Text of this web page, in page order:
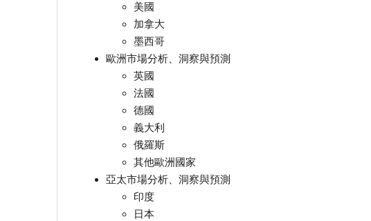
美國
加拿大
墨西哥
歐洲市場分析、洞察與預測
英國
法國
德國
義大利
俄羅斯
其他歐洲國家
亞太市場分析、洞察與預測
印度
日本